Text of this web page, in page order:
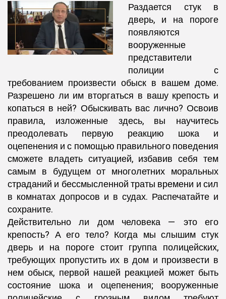
Раздается стук в
дверь, и на пороге
появляются
вооруженные
представители
полиции с
требованием произвести обыск в вашем доме.
Разрешено ли им вторгаться в вашу крепость и
копаться в ней? Обыскивать вас лично? Освоив
правила, изложенные здесь, вы научитесь
преодолевать первую реакцию шока и
оцепенения и с помощью правильного поведения
сможете владеть ситуацией, избавив себя тем
самым в будущем от многолетних моральных
страданий и бессмысленной траты времени и сил
в комнатах допросов и в судах. Распечатайте и
сохраните.
Действительно ли дом человека — это его
крепость? А его тело? Когда мы слышим стук
дверь и на пороге стоит группа полицейских,
требующих пропустить их в дом и произвести в
нем обыск, первой нашей реакцией может быть
состояние шока и оцепенения; вооруженные